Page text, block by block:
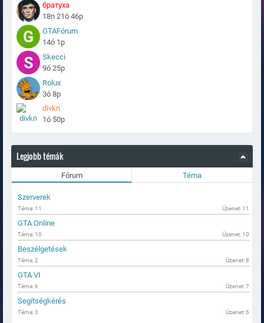
братуха
18n 21ó 46p
GTAFórum
14ó 1p
Skecci
9ó 25p
Rolux
3ó 8p
divkn
1ó 50p
Legjobb témák
Fórum Téma
Szerverek
Téma: 11 Üzenet: 11
GTA Online
Téma: 10 Üzenet: 10
Beszélgetések
Téma: 2 Üzenet: 8
GTA VI
Téma: 6 Üzenet: 7
Segítségkérés
Téma: 3 Üzenet: 6